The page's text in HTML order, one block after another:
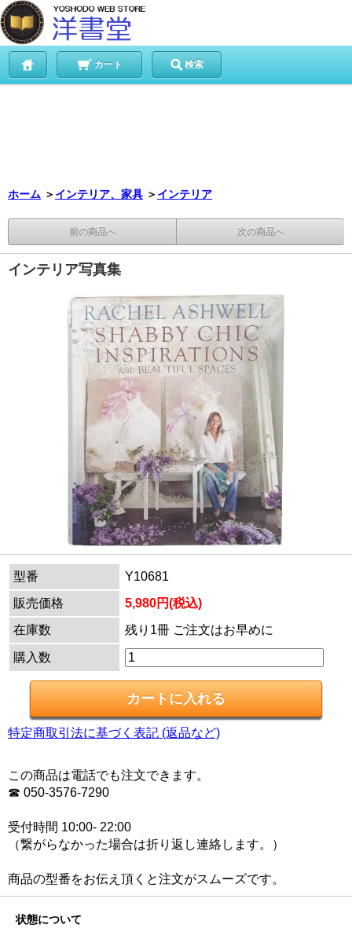
カート 検索
ホーム ＞ インテリア、家具 ＞ インテリア
前の商品へ 次の商品へ
インテリア写真集
型番
Y10681
販売価格
5,980円(税込)
在庫数
残り1冊 ご注文はお早めに
購入数
特定商取引法に基づく表記 (返品など)
この商品は電話でも注文できます。
☎ 050-3576-7290
受付時間 10:00- 22:00
（繋がらなかった場合は折り返し連絡します。）
商品の型番をお伝え頂くと注文がスムーズです。
状態について